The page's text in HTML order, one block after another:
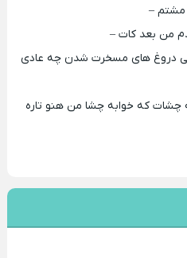
مشتم –
من بعد کات –
دروغ‌ های مسخرت شدن چه عادی
چشات که خوابه چشا من هنو تاره